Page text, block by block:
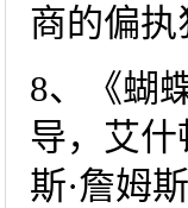
商的偏执
8、《蝴
导，艾什
斯·詹姆